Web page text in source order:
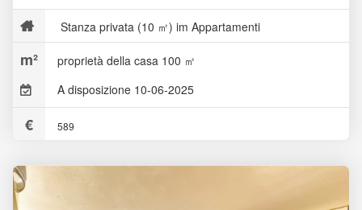
Stanza privata (10 ㎡) im Appartamenti
proprietà della casa 100 ㎡
A disposizione 10-06-2025
589